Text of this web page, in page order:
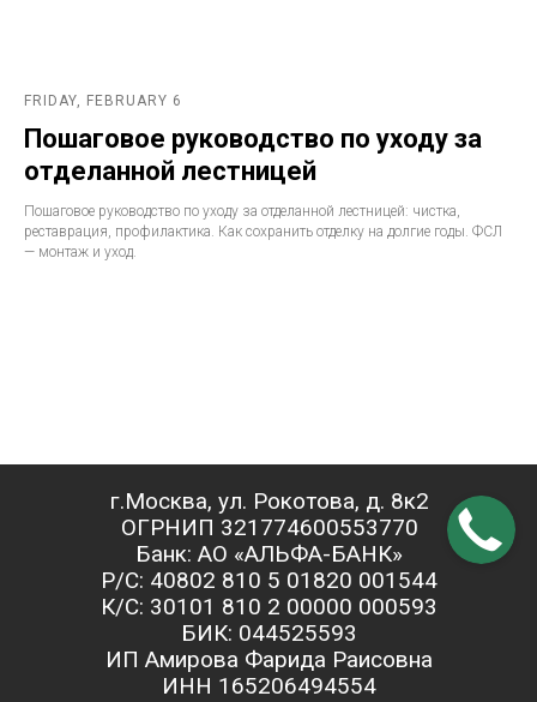
FRIDAY, FEBRUARY 6
Пошаговое руководство по уходу за
отделанной лестницей
Пошаговое руководство по уходу за отделанной лестницей: чистка,
реставрация, профилактика. Как сохранить отделку на долгие годы. ФСЛ
— монтаж и уход.
г.Москва, ул. Рокотова, д. 8к2
ОГРНИП 321774600553770
Банк: АО «АЛЬФА-БАНК»
Р/С: 40802 810 5 01820 001544
К/С: 30101 810 2 00000 000593
БИК: 044525593
ИП Амирова Фарида Раисовна
ИНН 165206494554